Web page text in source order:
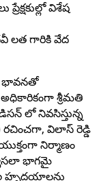
విశేష
గారికి వేద
భావనతో
శ్రీమతి
లో నివసిస్తున్న
రచించగా, విలాస్ రెడ్డి
నిర్మాణం
భాగమై
హృదయాలను